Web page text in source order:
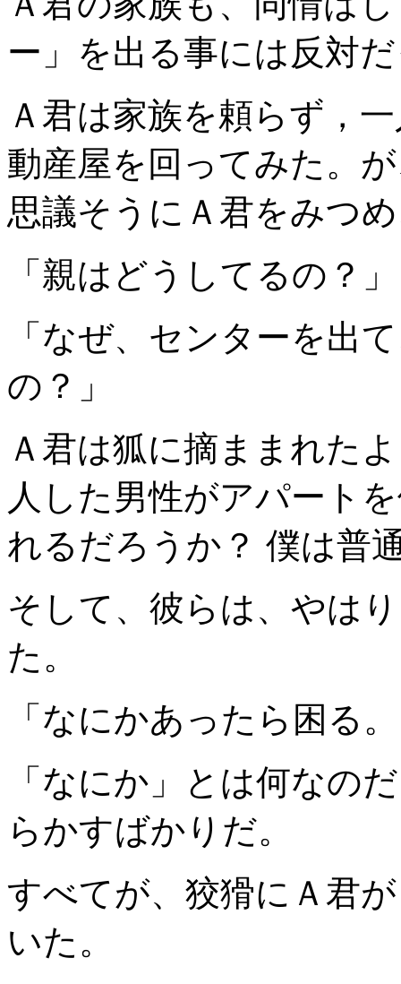
ー」を出る事には反対
Ａ君は家族を頼らず，
動産屋を回ってみた。
思議そうにＡ君をみつ
「親はどうしてるの？」
「なぜ、センターを出
の？」
Ａ君は狐に摘ままれた
人した男性がアパート
れるだろうか？ 僕は普
そして、彼らは、やは
た。
「なにかあったら困る
「なにか」とは何なの
らかすばかりだ。
すべてが、狡猾にＡ君
いた。